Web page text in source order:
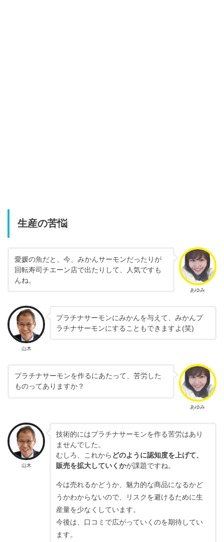
生産の苦悩
あゆみ
愛媛の魚だと、今、みかんサーモンだったりが
回転寿司チエーン店で出たりして、人気ですも
んね。
山木
プラチナサーモンにみかんを与えて、みかんプ
ラチナサーモンにすることもできますよ(笑)
あゆみ
プラチナサーモンを作るにあたって、苦労した
ものってありますか？
山木
技術的にはプラチナサーモンを作る苦労はあり
ませんでした。
むしろ、これから どのように認知度を上げて、
販売を拡大していくかが課題ですね。
今は売れるかどうか、魅力的な商品になるかど
うかわからないので、リスクを避けるために生
産量を少なくしています。
今後は、口コミで広がっていくのを期待してい
ます。